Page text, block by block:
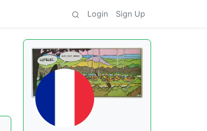
Login Sign Up